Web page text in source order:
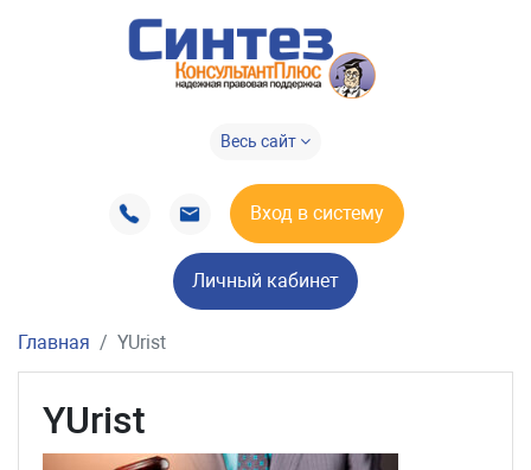
Весь сайт
Вход в систему
Личный кабинет
Главная YUrist
YUrist